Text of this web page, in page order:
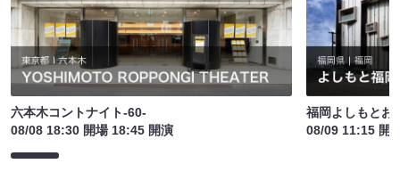
六本木コントナイト-60-
08/08 18:30 開場 18:45 開演
福岡よしもとお
08/09 11:15 開